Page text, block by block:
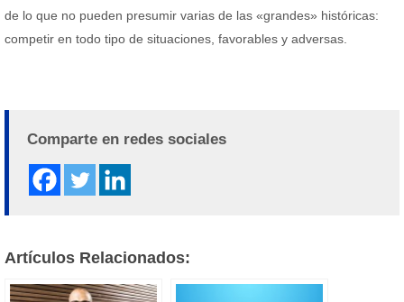
de lo que no pueden presumir varias de las «grandes» históricas:
competir en todo tipo de situaciones, favorables y adversas.
Comparte en redes sociales
Artículos Relacionados: